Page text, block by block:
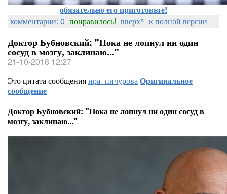
обязательно его приготовьте!
комментарии: 0 понравилось! вверх^ к полной версии
Доктор Бубновский: "Пока не лопнул ни один
сосуд в мозгу, заклинаю..."
21-10-2018 12:27
Это цитата сообщенияира_пичуроваОригинальное
сообщение
Доктор Бубновский: "Пока не лопнул ни один сосуд в
мозгу, заклинаю..."